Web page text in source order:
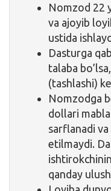
Nomzod 22
va ajoyib
ustida
Dasturga
talaba
(tashlashi)
Nomzodga
dollari
sarflanadi
etilmaydi.
qanday